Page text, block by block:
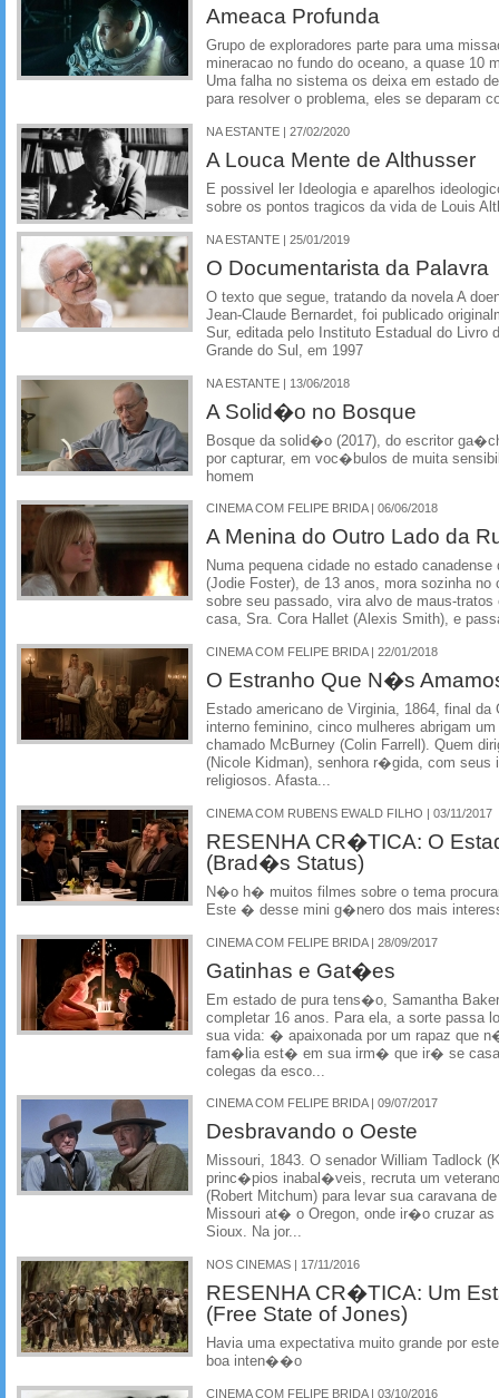
Ameaca Profunda
Grupo de exploradores parte para uma
mineracao no fundo do oceano, a quase 10
Uma falha no sistema os deixa em estado
para resolver o problema, eles se deparam
NA ESTANTE | 27/02/2020
A Louca Mente de Althusser
E possivel ler Ideologia e aparelhos
sobre os pontos tragicos da vida de Louis
NA ESTANTE | 25/01/2019
O Documentarista da Palavra
O texto que segue, tratando da novela A
Jean-Claude Bernardet, foi publicado
Sur, editada pelo Instituto Estadual do Livro
Grande do Sul, em 1997
NA ESTANTE | 13/06/2018
A Solid�o no Bosque
Bosque da solid�o (2017), do escritor
por capturar, em voc�bulos de muita
homem
CINEMA COM FELIPE BRIDA | 06/06/2018
A Menina do Outro Lado da
Numa pequena cidade no estado
(Jodie Foster), de 13 anos, mora sozinha
sobre seu passado, vira alvo de maus-
casa, Sra. Cora Hallet (Alexis Smith), e
CINEMA COM FELIPE BRIDA | 22/01/2018
O Estranho Que N�s
Estado americano de Virginia, 1864, final
interno feminino, cinco mulheres abrigam
chamado McBurney (Colin Farrell). Quem
(Nicole Kidman), senhora r�gida, com
religiosos. Afasta...
CINEMA COM RUBENS EWALD FILHO | 03/11/2017
RESENHA CR�TICA: O
(Brad�s Status)
N�o h� muitos filmes sobre o tema
Este � desse mini g�nero dos mais
CINEMA COM FELIPE BRIDA | 28/09/2017
Gatinhas e Gat�es
Em estado de pura tens�o, Samantha
completar 16 anos. Para ela, a sorte passa
sua vida: � apaixonada por um rapaz que
fam�lia est� em sua irm� que ir� se
colegas da esco...
CINEMA COM FELIPE BRIDA | 09/07/2017
Desbravando o Oeste
Missouri, 1843. O senador William Tadlock
princ�pios inabal�veis, recruta um
(Robert Mitchum) para levar sua caravana
Missouri at� o Oregon, onde ir�o cruzar
Sioux. Na jor...
NOS CINEMAS | 17/11/2016
RESENHA CR�TICA: Um
(Free State of Jones)
Havia uma expectativa muito grande por
boa inten��o
CINEMA COM FELIPE BRIDA | 03/10/2016